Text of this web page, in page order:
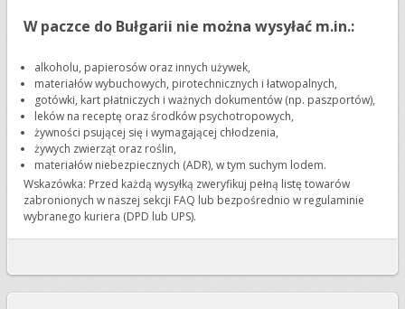
W paczce do Bułgarii nie można wysyłać m.in.:
alkoholu, papierosów oraz innych używek,
materiałów wybuchowych, pirotechnicznych i łatwopalnych,
gotówki, kart płatniczych i ważnych dokumentów (np. paszportów),
leków na receptę oraz środków psychotropowych,
żywności psującej się i wymagającej chłodzenia,
żywych zwierząt oraz roślin,
materiałów niebezpiecznych (ADR), w tym suchym lodem.
Wskazówka: Przed każdą wysyłką zweryfikuj pełną listę towarów
zabronionych w naszej sekcji FAQ lub bezpośrednio w regulaminie
wybranego kuriera (DPD lub UPS).